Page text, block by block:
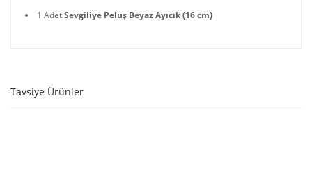
1 AdetSevgiliye Peluş Beyaz Ayıcık (16 cm)
Tavsiye Ürünler